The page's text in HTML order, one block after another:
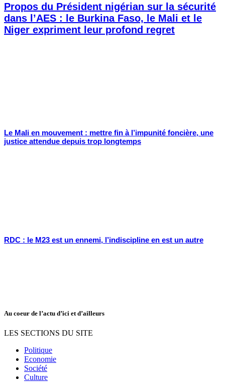
Propos du Président nigérian sur la sécurité
dans l’AES : le Burkina Faso, le Mali et le
Niger expriment leur profond regret
Le Mali en mouvement : mettre fin à l’impunité foncière, une
justice attendue depuis trop longtemps
RDC : le M23 est un ennemi, l’indiscipline en est un autre
Au coeur de l’actu d’ici et d’ailleurs
LES SECTIONS DU SITE
Politique
Economie
Société
Culture